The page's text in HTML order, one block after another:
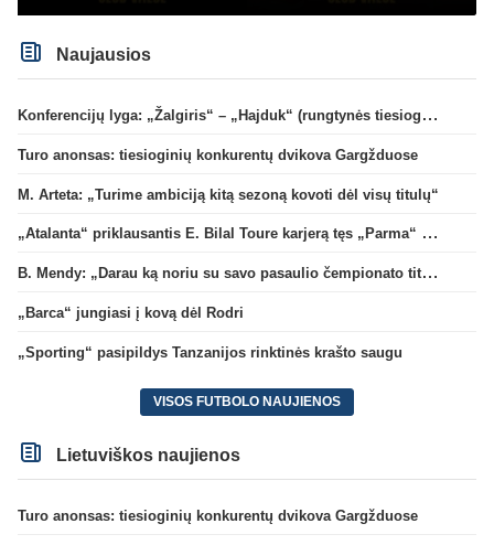
Naujausios
Konferencijų lyga: „Žalgiris“ – „Hajduk“ (rungtynės tiesiogiai)
Turo anonsas: tiesioginių konkurentų dvikova Gargžduose
M. Arteta: „Turime ambiciją kitą sezoną kovoti dėl visų titulų“
„Atalanta“ priklausantis E. Bilal Toure karjerą tęs „Parma“ gretose
B. Mendy: „Darau ką noriu su savo pasaulio čempionato titulu“
„Barca“ jungiasi į kovą dėl Rodri
„Sporting“ pasipildys Tanzanijos rinktinės krašto saugu
VISOS FUTBOLO NAUJIENOS
Lietuviškos naujienos
Turo anonsas: tiesioginių konkurentų dvikova Gargžduose